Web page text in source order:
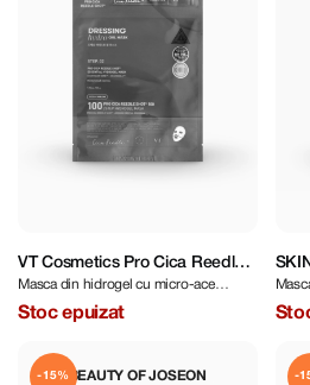
VT Cosmetics Pro Cica Reedle
Shot 100 2Step Hydrogel Mask
Masca din hidrogel cu micro-ace
si Centella Asiatica
Stoc epuizat
BEAUTY OF JOSEON
-15% -